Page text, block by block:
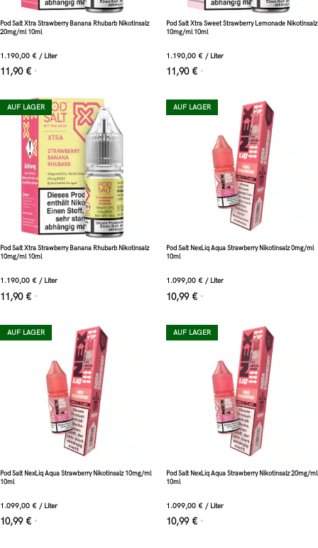
Pod Salt Xtra Strawberry Banana Rhubarb Nikotinsalz
20mg/ml 10ml
1.190,00 € / Liter
11,90 € *
Pod Salt Xtra Sweet Strawberry Lemonade Nikotinsalz
10mg/ml 10ml
1.190,00 € / Liter
11,90 € *
AUF LAGER
Pod Salt Xtra Strawberry Banana Rhubarb Nikotinsalz
10mg/ml 10ml
1.190,00 € / Liter
11,90 € *
AUF LAGER
Pod Salt NexLiq Aqua Strawberry Nikotinsalz 0mg/ml
10ml
1.099,00 € / Liter
10,99 € *
AUF LAGER
Pod Salt NexLiq Aqua Strawberry Nikotinsalz 10mg/ml
10ml
1.099,00 € / Liter
10,99 € *
AUF LAGER
Pod Salt NexLiq Aqua Strawberry Nikotinsalz 20mg/ml
10ml
1.099,00 € / Liter
10,99 € *